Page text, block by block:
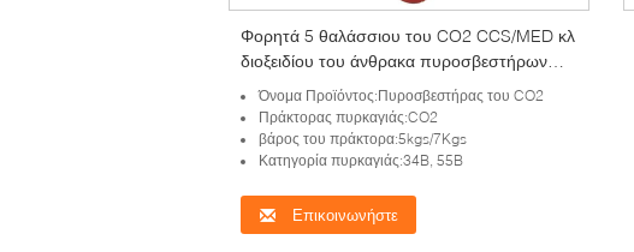
Φορητά 5 θαλάσσιου του CO2 CCS/MED κλ
διοξειδίου του άνθρακα πυροσβεστήρων
αποθήκευσαν την πίεση
Όνομα Προϊόντος:Πυροσβεστήρας του CO2
Πράκτορας πυρκαγιάς:CO2
βάρος του πράκτορα:5kgs/7Kgs
Κατηγορία πυρκαγιάς:34B, 55B
Επικοινωνήστε